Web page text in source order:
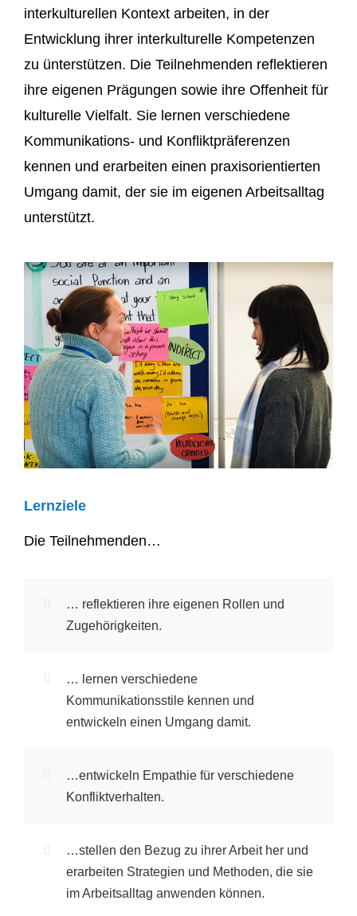
interkulturellen Kontext arbeiten, in der
Entwicklung ihrer interkulturelle Kompetenzen
zu ünterstützen. Die Teilnehmenden reflektieren
ihre eigenen Prägungen sowie ihre Offenheit für
kulturelle Vielfalt. Sie lernen verschiedene
Kommunikations- und Konfliktpräferenzen
kennen und erarbeiten einen praxisorientierten
Umgang damit, der sie im eigenen Arbeitsalltag
unterstützt.
Lernziele
Die Teilnehmenden…
… reflektieren ihre eigenen Rollen und
Zugehörigkeiten.
… lernen verschiedene
Kommunikationsstile kennen und
entwickeln einen Umgang damit.
…entwickeln Empathie für verschiedene
Konfliktverhalten.
…stellen den Bezug zu ihrer Arbeit her und
erarbeiten Strategien und Methoden, die sie
im Arbeitsalltag anwenden können.